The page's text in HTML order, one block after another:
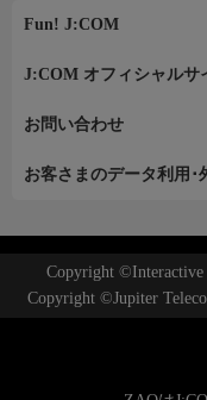
Fun! J:COM
J:COM オフィシャルサ
お問い合わせ
お客さまのデータ利用･
Copyright ©Interactive
Copyright ©Jupiter